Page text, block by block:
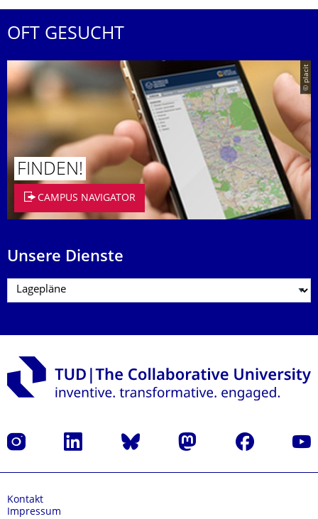
OFT GESUCHT
© placit
FINDEN!
CAMPUS NAVIGATOR
Unsere Dienste
Instagram LinkedIn Bluesky Mastodon Facebook
Kontakt
Impressum